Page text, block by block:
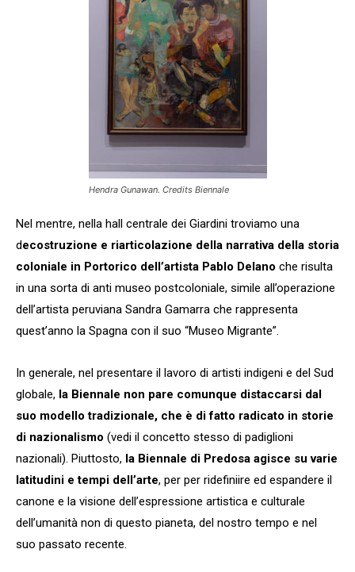
Hendra Gunawan. Credits Biennale
Nel mentre, nella hall centrale dei Giardini troviamo una
decostruzione e riarticolazione della narrativa della storia
coloniale in Portorico dell’artista Pablo Delano che risulta
in una sorta di anti museo postcoloniale, simile all’operazione
dell’artista peruviana Sandra Gamarra che rappresenta
quest’anno la Spagna con il suo “Museo Migrante”.
In generale, nel presentare il lavoro di artisti indigeni e del Sud
globale, la Biennale non pare comunque distaccarsi dal
suo modello tradizionale, che è di fatto radicato in storie
di nazionalismo (vedi il concetto stesso di padiglioni
nazionali). Piuttosto, la Biennale di Predosa agisce su varie
latitudini e tempi dell’arte, per per ridefiniire ed espandere il
canone e la visione dell’espressione artistica e culturale
dell’umanità non di questo pianeta, del nostro tempo e nel
suo passato recente.